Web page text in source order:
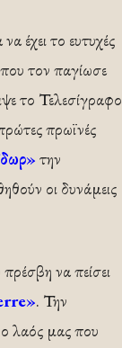
έχει το ευτυχές
τον παγίωσε
το Τελεσίγραφο
πρωϊνές
την
οι δυνάμεις
να πείσει
». Την
λαός μας που